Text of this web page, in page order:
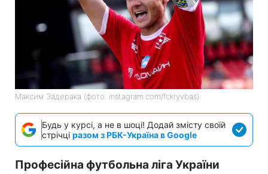
Максим Задерака (фото: instagram.com/fckryvbas)
Будь у курсі, а не в шоці! Додай змісту своїй
стрічці разом з РБК-Україна в Google
Професійна футбольна ліга України